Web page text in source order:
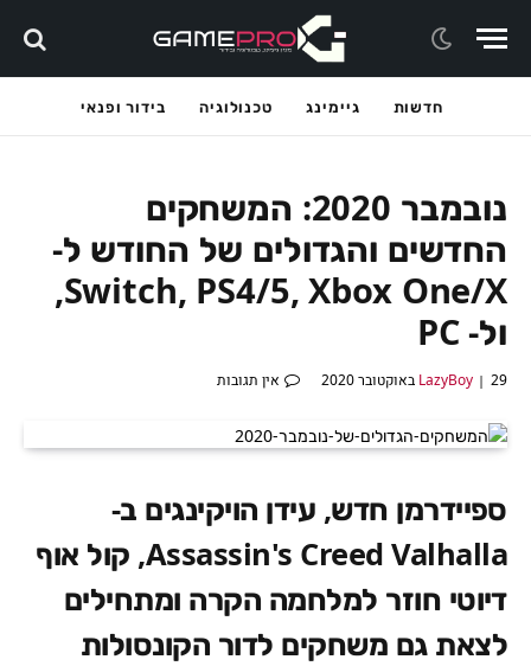
חדשות גיימינג טכנולוגיה בידור ופנאי
נובמבר 2020: המשחקים
החדשים והגדולים של החודש ל-
Switch, PS4/5, Xbox One/X,
ול- PC
LazyBoy 29 באוקטובר 2020 אין תגובות
ספיידרמן חדש, עידן הויקינגים ב-
Assassin's Creed Valhalla, קול אוף
דיוטי חוזר למלחמה הקרה ומתחילים
לצאת גם משחקים לדור הקונסולות